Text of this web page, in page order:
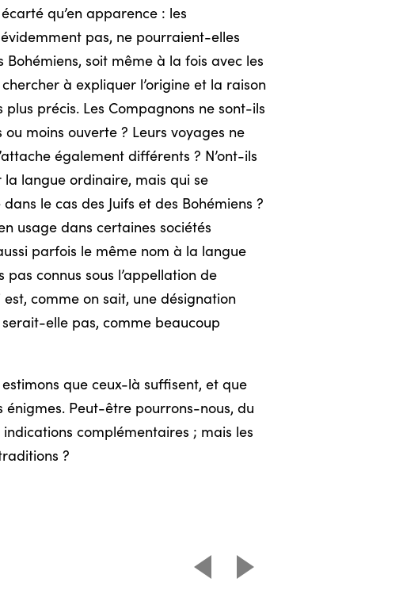
qu’en apparence : les
pas, ne pourraient-elles
soit même à la fois avec les
à expliquer l’origine et la raison
précis. Les Compagnons ne sont-ils
moins ouverte ? Leurs voyages ne
également différents ? N’ont-ils
langue ordinaire, mais qui se
le cas des Juifs et des Bohémiens ?
usage dans certaines sociétés
parfois le même nom à la langue
connus sous l’appellation de
comme on sait, une désignation
elle pas, comme beaucoup
que ceux-là suffisent, et que
Peut-être pourrons-nous, du
complémentaires ; mais les
?